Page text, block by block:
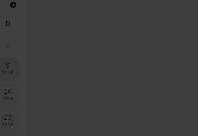
D
9
16
23